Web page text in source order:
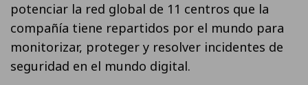
potenciar la red global de 11 centros que la
compañía tiene repartidos por el mundo para
monitorizar, proteger y resolver incidentes de
seguridad en el mundo digital.